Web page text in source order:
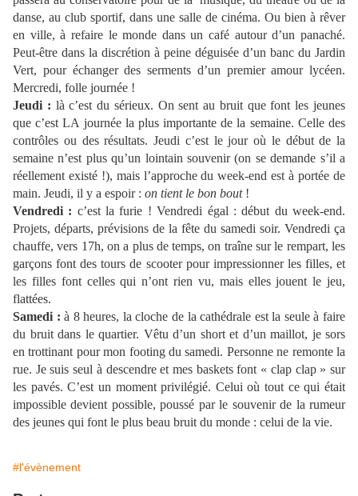
danse, au club sportif, dans une salle de cinéma. Ou bien à rêver
en ville, à refaire le monde dans un café autour d’un panaché.
Peut-être dans la discrétion à peine déguisée d’un banc du Jardin
Vert, pour échanger des serments d’un premier amour lycéen.
Mercredi, folle journée !
Jeudi : là c’est du sérieux. On sent au bruit que font les jeunes
que c’est LA journée la plus importante de la semaine. Celle des
contrôles ou des résultats. Jeudi c’est le jour où le début de la
semaine n’est plus qu’un lointain souvenir (on se demande s’il a
réellement existé !), mais l’approche du week-end est à portée de
main. Jeudi, il y a espoir : on tient le bon bout !
Vendredi : c’est la furie ! Vendredi égal : début du week-end.
Projets, départs, prévisions de la fête du samedi soir. Vendredi ça
chauffe, vers 17h, on a plus de temps, on traîne sur le rempart, les
garçons font des tours de scooter pour impressionner les filles, et
les filles font celles qui n’ont rien vu, mais elles jouent le jeu,
flattées.
Samedi : à 8 heures, la cloche de la cathédrale est la seule à faire
du bruit dans le quartier. Vêtu d’un short et d’un maillot, je sors
en trottinant pour mon footing du samedi. Personne ne remonte la
rue. Je suis seul à descendre et mes baskets font « clap clap » sur
les pavés. C’est un moment privilégié. Celui où tout ce qui était
impossible devient possible, poussé par le souvenir de la rumeur
des jeunes qui font le plus beau bruit du monde : celui de la vie.
#l'évènement